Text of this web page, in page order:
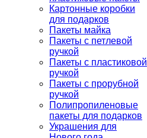
Картонные коробки
для подарков
Пакеты майка
Пакеты с петлевой
ручкой
Пакеты с пластиковой
ручкой
Пакеты с прорубной
ручкой
Полипропиленовые
пакеты для подарков
Украшения для